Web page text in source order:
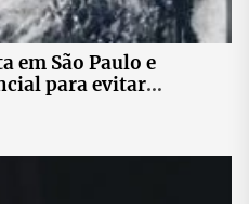
em São Paulo e
para evitar
de energia